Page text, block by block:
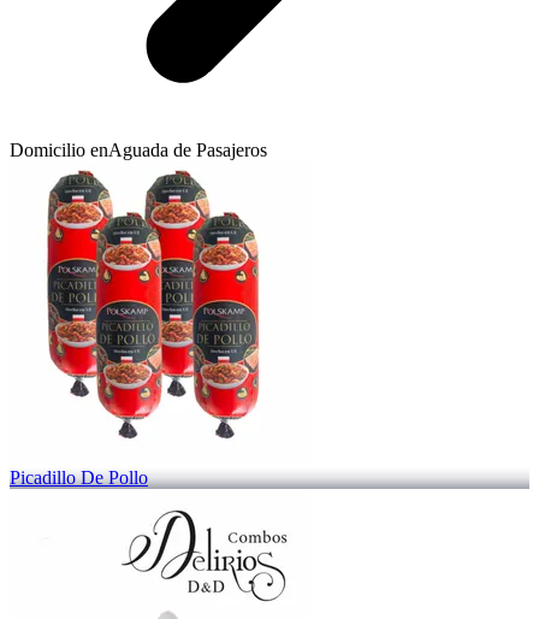
Domicilio enAguada de Pasajeros
Picadillo De Pollo